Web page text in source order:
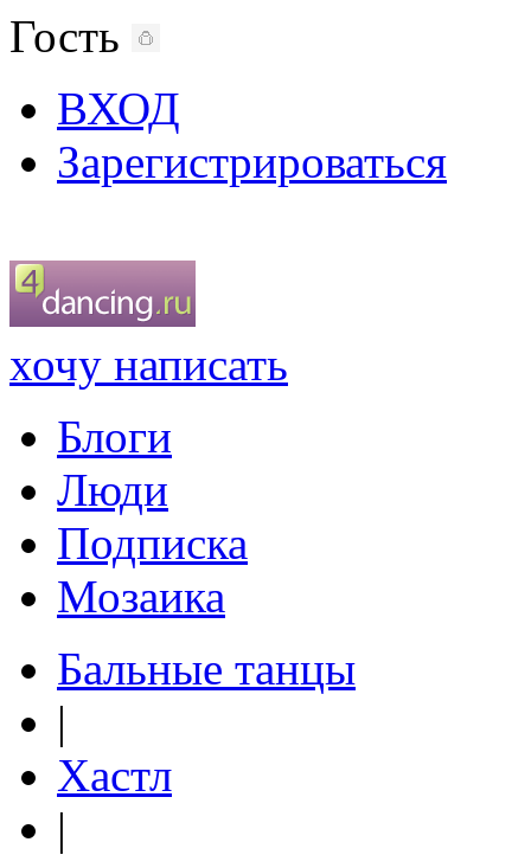
Гость
ВХОД
Зарегистрироваться
хочу написать
Блоги
Люди
Подписка
Мозаика
Бальные танцы
|
Хастл
|